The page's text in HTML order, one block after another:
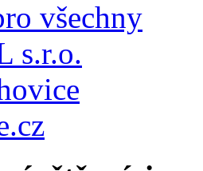
všechny
s.r.o.